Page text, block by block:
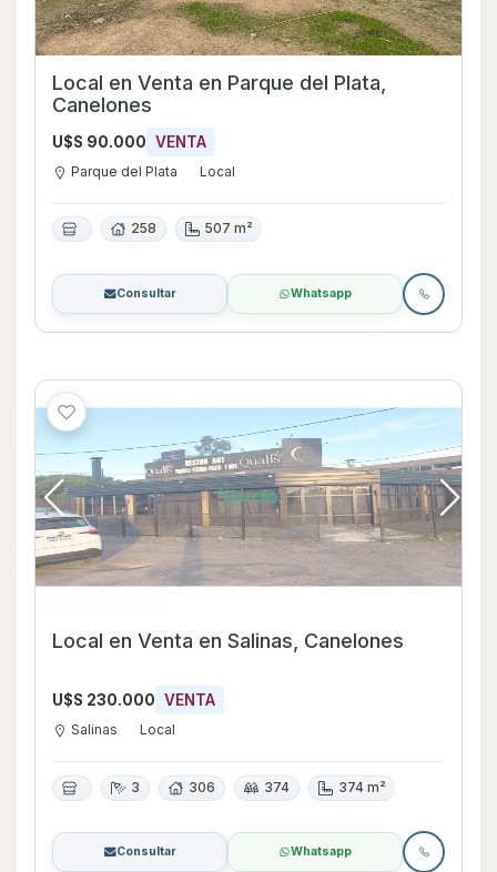
Local en Venta en Parque del Plata,
Canelones
U$S 90.000 VENTA
Parque del Plata Local
258 507 m²
Consultar Whatsapp
Local en Venta en Salinas, Canelones
U$S 230.000 VENTA
Salinas Local
3 306 374 374 m²
Consultar Whatsapp